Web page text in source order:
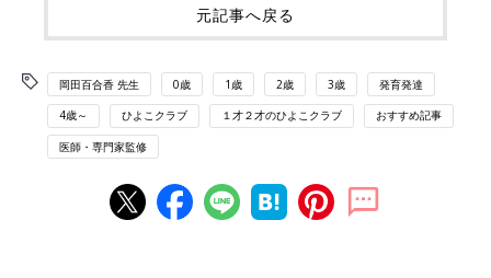
元記事へ戻る
岡田百合香 先生 0歳 1歳 2歳 3歳 発育発達
4歳～ ひよこクラブ １才２才のひよこクラブ おすすめ記事
医師・専門家監修